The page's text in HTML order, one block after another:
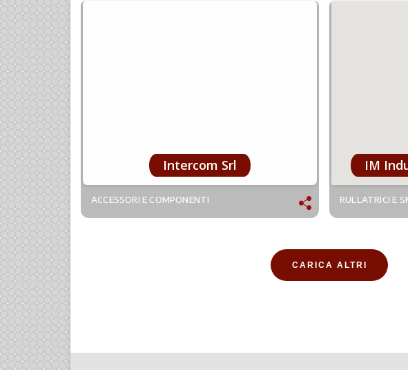
Intercom Srl
ACCESSORI E COMPONENTI
IM
RULLATRICI E
CARICA ALTRI